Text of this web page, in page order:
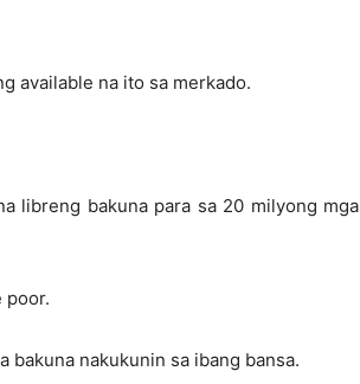
available na ito sa merkado.
libreng bakuna para sa 20 milyong mga
poor.
bakuna nakukunin sa ibang bansa.